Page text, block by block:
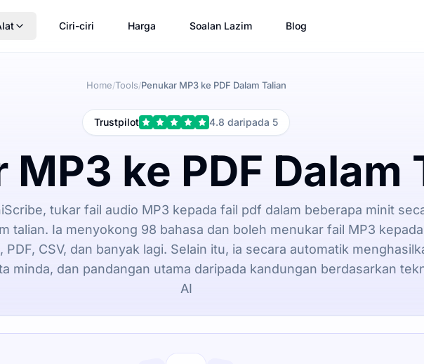
Ciri-ciri Harga Soalan Lazim Blog
Home/Tools/Penukar MP3 ke PDF Dalam Talian
Trustpilot 4.8 daripada 5
MP3 ke PDF Dalam
tukar fail audio MP3 kepada fail pdf dalam beberapa minit
talian. Ia menyokong 98 bahasa dan boleh menukar fail MP3 kepada
PDF, CSV, dan banyak lagi. Selain itu, ia secara automatik
minda, dan pandangan utama daripada kandungan berdasarkan
AI